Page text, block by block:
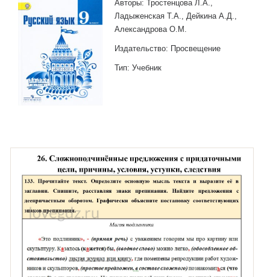
Авторы: Тростенцова Л.А.,
Ладыженская Т.А., Дейкина А.Д.,
Александрова О.М.
Издательство: Просвещение
Тип: Учебник